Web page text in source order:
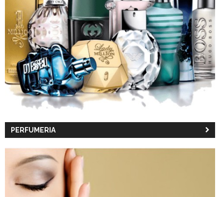
PERFUMERIA